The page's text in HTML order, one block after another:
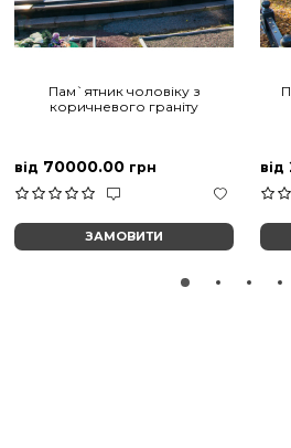
Пам`ятник чоловіку з
коричневого граніту
від 70000.00 грн
ЗАМОВИТИ
від